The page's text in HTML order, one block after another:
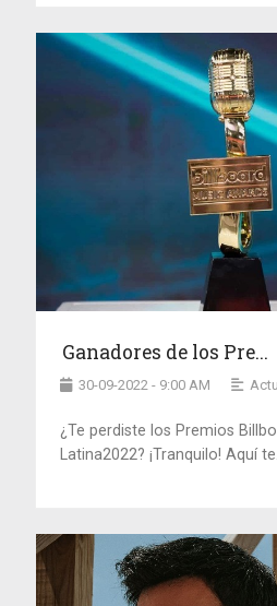
Ganadores de los Pre...
30-09-2022 - 9:00 AM
¿Te perdiste los Premios
Latina2022? ¡Tranquilo! Aquí